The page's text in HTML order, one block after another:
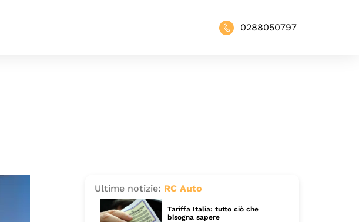
0288050797
Ultime notizie: RC Auto
Tariffa Italia: tutto ciò che
bisogna sapere